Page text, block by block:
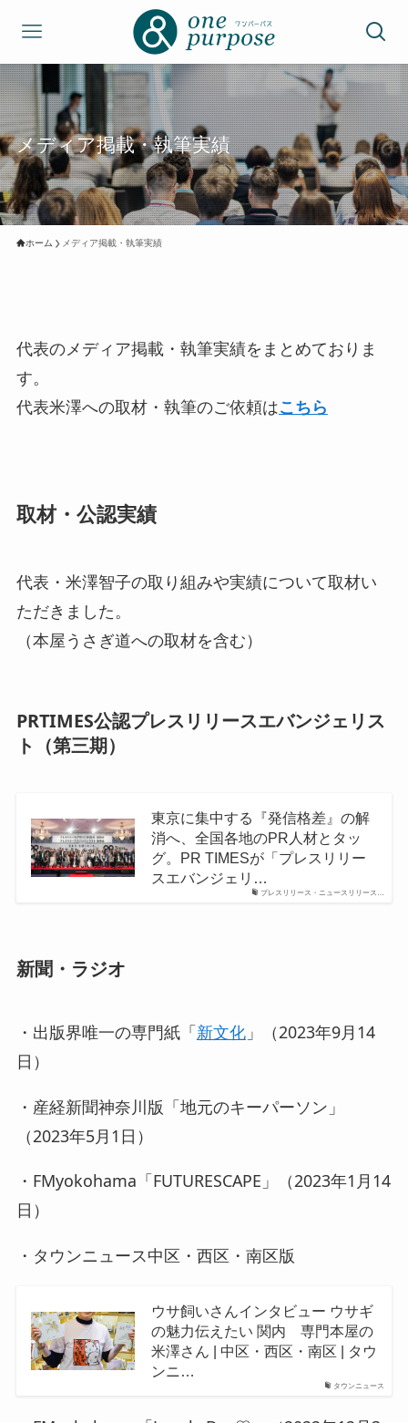
メディア掲載・執筆実績
ホーム メディア掲載・執筆実績
代表のメディア掲載・執筆実績をまとめておりま
す。
代表米澤への取材・執筆のご依頼はこちら
取材・公認実績
代表・米澤智子の取り組みや実績について取材い
ただきました。
（本屋うさぎ道への取材を含む）
PRTIMES公認プレスリリースエバンジェリス
ト（第三期）
プレスリリース・ニュースリリース…
東京に集中する『発信格差』の解
消へ、全国各地のPR人材とタッ
グ。PR TIMESが「プレスリリー
スエバンジェリ…
新聞・ラジオ
・出版界唯一の専門紙「新文化」（2023年9月14
日）
・産経新聞神奈川版「地元のキーパーソン」
（2023年5月1日）
・FMyokohama「FUTURESCAPE」（2023年1月14
日）
・タウンニュース中区・西区・南区版
タウンニュース
ウサ飼いさんインタビュー ウサギ
の魅力伝えたい 関内 専門本屋の
米澤さん | 中区・西区・南区 | タウ
ンニ…